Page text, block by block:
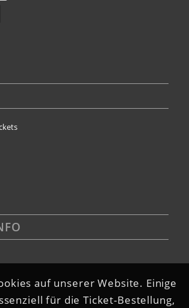
auf unserer Website. Einige
für die Ticket-Bestellung,